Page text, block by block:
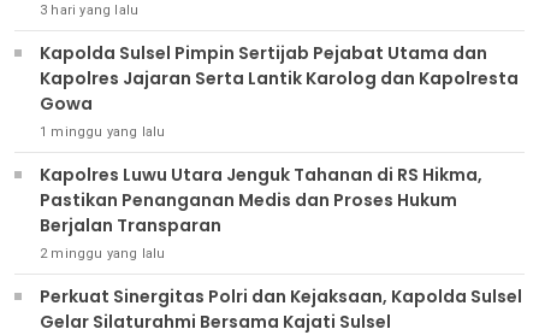
3 hari yang lalu
Kapolda Sulsel Pimpin Sertijab Pejabat Utama dan
Kapolres Jajaran Serta Lantik Karolog dan Kapolresta
Gowa
1 minggu yang lalu
Kapolres Luwu Utara Jenguk Tahanan di RS Hikma,
Pastikan Penanganan Medis dan Proses Hukum
Berjalan Transparan
2 minggu yang lalu
Perkuat Sinergitas Polri dan Kejaksaan, Kapolda Sulsel
Gelar Silaturahmi Bersama Kajati Sulsel